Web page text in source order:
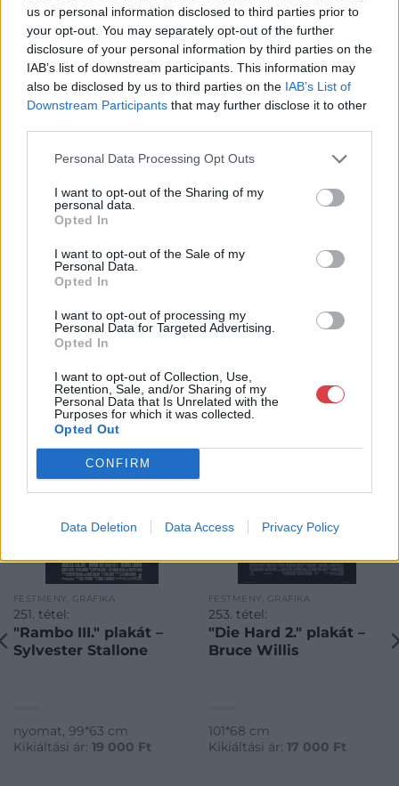
us or personal information disclosed to third parties prior to
your opt-out. You may separately opt-out of the further
disclosure of your personal information by third parties on the
IAB’s list of downstream participants. This information may
also be disclosed by us to third parties on the IAB’s List of
Downstream Participants that may further disclose it to other
Personal Data Processing Opt Outs
I want to opt-out of the Sharing of my
personal data.
Opted In
I want to opt-out of the Sale of my
Personal Data.
Opted In
I want to opt-out of processing my
Personal Data for Targeted Advertising.
Opted In
I want to opt-out of Collection, Use,
Retention, Sale, and/or Sharing of my
Personal Data that Is Unrelated with the
Purposes for which it was collected.
Opted Out
CONFIRM
Data Deletion Data Access Privacy Policy
Telefon: +361 475 6000 +361
4756005
Weboldal:
http://www.nagyhazi.hu
Bemutatkozás: Magas színvonalú festmények és műtárgyak,
gyűjtemények árverezése. Ingyenes értékbecslés. Árveréseinkre
GALÉRIA TOVÁBBI MŰTÁRGYAI
KAPCSOLÓDÓ MŰTÁRGYAK
FESTMÉNY, GRAFIKA
251. tétel:
"Rambo III." plakát –
Sylvester Stallone
nyomat, 99*63 cm
Kikiáltási ár: 19 000 Ft
FESTMÉNY, GRAFIKA
253. tétel:
"Die Hard 2." plakát –
Bruce Willis
101*68 cm
Kikiáltási ár: 17 000 Ft